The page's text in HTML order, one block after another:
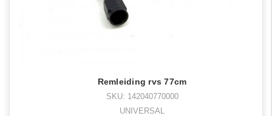
Remleiding rvs 77cm
SKU: 142040770000
UNIVERSAL